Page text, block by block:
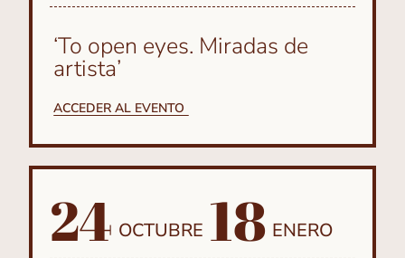
‘To open eyes. Miradas de
artista’
ACCEDER AL EVENTO
24 OCTUBRE 18 ENERO